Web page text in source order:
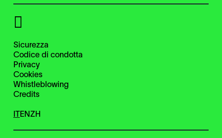
Sicurezza
Codice di condotta
Privacy
Cookies
Whistleblowing
Credits
EN ZH